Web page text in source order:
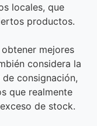
locales, que
productos.
mejores
considera la
consignación,
que realmente
de stock.